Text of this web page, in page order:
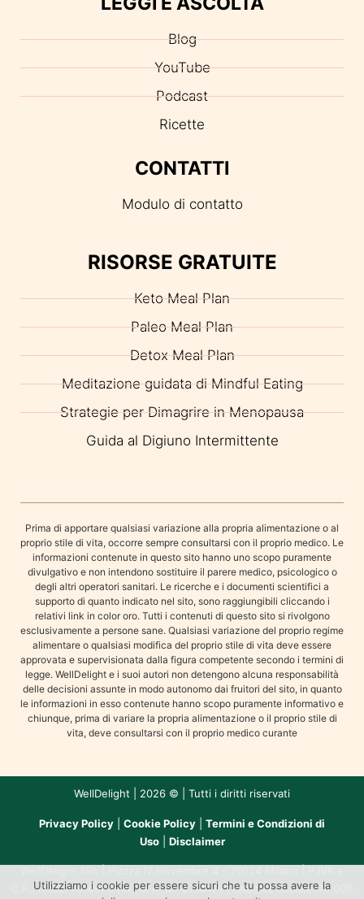
Blog
YouTube
Podcast
Ricette
CONTATTI
Modulo di contatto
RISORSE GRATUITE
Keto Meal Plan
Paleo Meal Plan
Detox Meal Plan
Meditazione guidata di Mindful Eating
Strategie per Dimagrire in Menopausa
Guida al Digiuno Intermittente
Prima di apportare qualsiasi variazione alla propria alimentazione o al
proprio stile di vita, occorre sempre consultarsi con il proprio medico. Le
informazioni contenute in questo sito hanno uno scopo puramente
divulgativo e non intendono sostituire il parere medico, psicologico o
degli altri operatori sanitari. Le ricerche e i documenti scientifici a
supporto di quanto indicato nel sito, sono raggiungibili cliccando i
relativi link in color oro. Tutti i contenuti di questo sito si rivolgono
esclusivamente a persone sane. Qualsiasi variazione del proprio regime
alimentare o qualsiasi modifica del proprio stile di vita deve essere
approvata e supervisionata dalla figura competente secondo i termini di
legge. WellDelight e i suoi autori non detengono alcuna responsabilità
delle decisioni assunte in modo autonomo dai fruitori del sito, in quanto
le informazioni in esso contenute hanno scopo puramente informativo e
chiunque, prima di variare la propria alimentazione o il proprio stile di
vita, deve consultarsi con il proprio medico curante
WellDelight | 2026 © | Tutti i diritti riservati
Privacy Policy Cookie Policy
Termini e Condizioni di
Uso
Disclaimer
C.F.: IT13277510965 | N. REA: MI-2714471 | Capitale Sociale: 10.000
Utilizziamo i cookie per essere sicuri che tu possa avere la